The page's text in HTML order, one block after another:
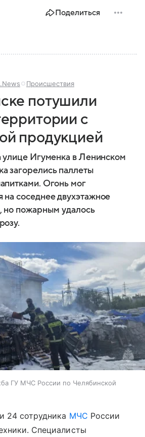
Поделиться
Происшествия
потушили
с
продукцией
улице Игуменка в Ленинском
загорелись паллеты
Огонь мог
на соседнее двухэтажное
но пожарным удалось
ГУ МЧС России по Челябинской
24 сотрудника МЧС России
Специалисты